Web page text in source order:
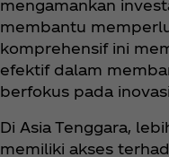
mengamankan
membantu
komprehensif ini
efektif dalam
berfokus pada
Di Asia Tenggara,
memiliki akses